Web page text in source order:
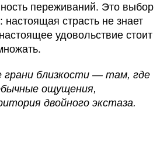
переживаний. Это выбор
настоящая страсть не знает
удовольствие стоит
близкости — там, где
ощущения,
двойного экстаза.